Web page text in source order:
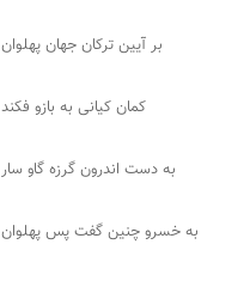
بر آیین ترکان جهان پهلوان
کمان کیانی به بازو فکند
به دست اندرون گرزه گاو سار
به خسرو چنین گفت پس پهلوان